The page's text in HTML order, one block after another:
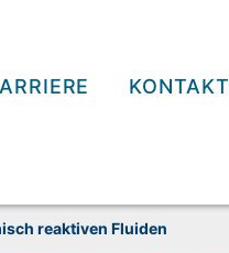
KONTAKT
reaktiven Fluiden